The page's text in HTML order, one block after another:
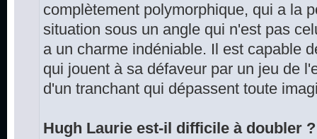
complètement polymorphique, qui a la
situation sous un angle qui n'est pas
a un charme indéniable. Il est capable
qui jouent à sa défaveur par un jeu de
d'un tranchant qui dépassent toute
Hugh Laurie est-il difficile à doubler ?